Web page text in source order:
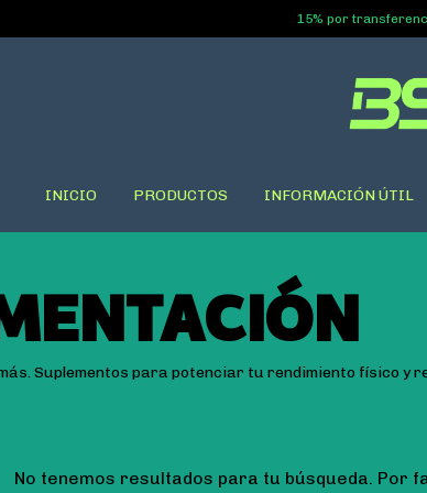
15% por
INICIO PRODUCTOS INFORMACIÓN ÚTIL
Suplementos para potenciar tu rendimiento físico y
No tenemos resultados para tu búsqueda. Por